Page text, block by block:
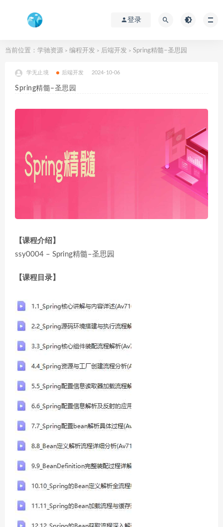
登录
当前位置： 学驰资源 > 编程开发 > 后端开发 > Spring精髓–圣思园
学无止境 后端开发 2024-10-06
Spring精髓–圣思园
【课程介绍】
ssy0004 – Spring精髓–圣思园
【课程目录】